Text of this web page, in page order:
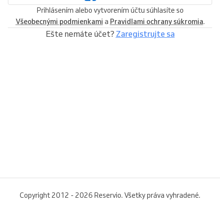
Prihlásením alebo vytvorením účtu súhlasíte so
Všeobecnými podmienkami a Pravidlami ochrany súkromia.
Ešte nemáte účet? Zaregistrujte sa
Copyright 2012 - 2026 Reservio. Všetky práva vyhradené.